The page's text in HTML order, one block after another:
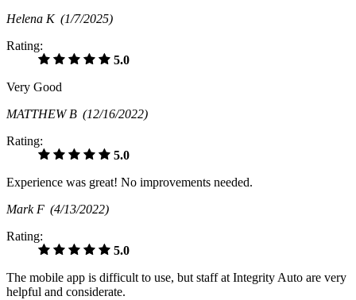
Helena K (1/7/2025)
Rating:
5.0
Very Good
MATTHEW B (12/16/2022)
Rating:
5.0
Experience was great! No improvements needed.
Mark F (4/13/2022)
Rating:
5.0
The mobile app is difficult to use, but staff at Integrity Auto are very
helpful and considerate.